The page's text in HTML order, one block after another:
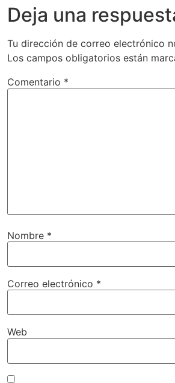
Deja una
Tu dirección de correo electrónico
Los campos obligatorios están
Comentario *
Nombre *
Correo electrónico *
Web